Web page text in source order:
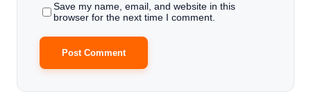
Save my name, email, and website in this
browser for the next time I comment.